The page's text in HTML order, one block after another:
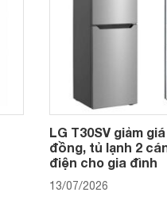
LG T30SV giảm
đồng, tủ lạnh 2
điện cho gia đình
13/07/2026